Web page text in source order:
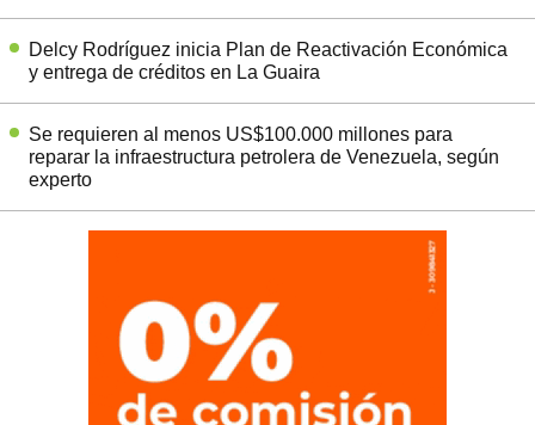
Delcy Rodríguez inicia Plan de Reactivación Económica
y entrega de créditos en La Guaira
Se requieren al menos US$100.000 millones para
reparar la infraestructura petrolera de Venezuela, según
experto